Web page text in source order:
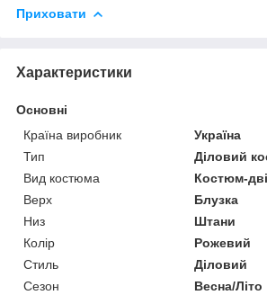
Приховати
Характеристики
Основні
Країна виробник
Україна
Тип
Діловий
Вид костюма
Костюм-
Верх
Блузка
Низ
Штани
Колір
Рожевий
Стиль
Діловий
Сезон
Весна/Літо